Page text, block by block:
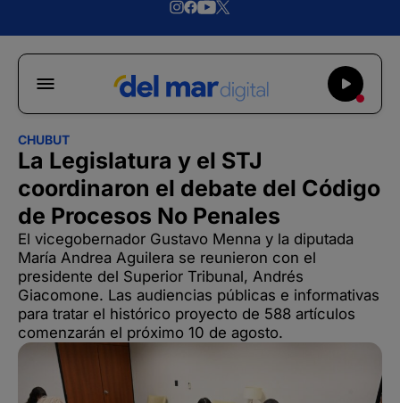
CHUBUT
La Legislatura y el STJ
coordinaron el debate del Código
de Procesos No Penales
El vicegobernador Gustavo Menna y la diputada
María Andrea Aguilera se reunieron con el
presidente del Superior Tribunal, Andrés
Giacomone. Las audiencias públicas e informativas
para tratar el histórico proyecto de 588 artículos
comenzarán el próximo 10 de agosto.